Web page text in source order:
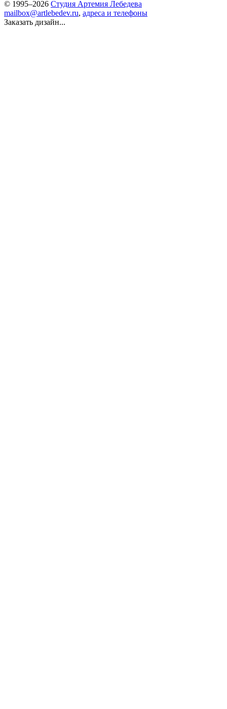
© 1995–2026 Студия Артемия Лебедева
mailbox@artlebedev.ru, адреса и телефоны
Заказать дизайн...